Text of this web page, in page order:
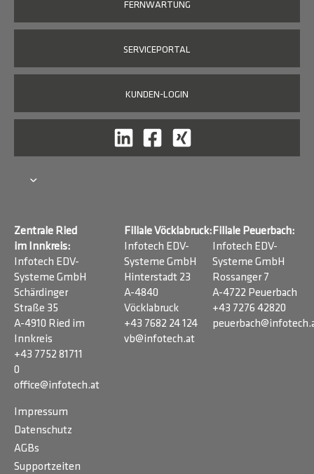
FERNWARTUNG
SERVICEPORTAL
KUNDEN-LOGIN
Zentrale Ried
im Innkreis:
Infotech EDV-
Systeme GmbH
Schärdinger
Straße 35
A-4910 Ried im
Innkreis
+43 7752 81711
0
office@infotech.at
Filiale Vöcklabruck:
Infotech EDV-
Systeme GmbH
Hinterstadt 23
A-4840
Vöcklabruck
+43 7682 24 124
vb@infotech.at
Filiale Peuerbach:
Infotech EDV-
Systeme GmbH
Rossanger 7
A-4722 Peuerbach
+43 7276 42820
Impressum
Datenschutz
AGBs
Supportzeiten